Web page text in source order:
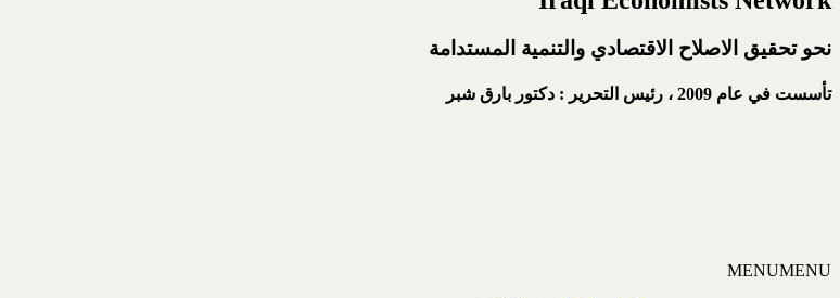
نحو تحقيق الاصلاح الاقتصادي والتنمية المستدامة
تأسست في عام 2009 ، رئيس التحرير : دكتور بارق شبر
MENUMENU